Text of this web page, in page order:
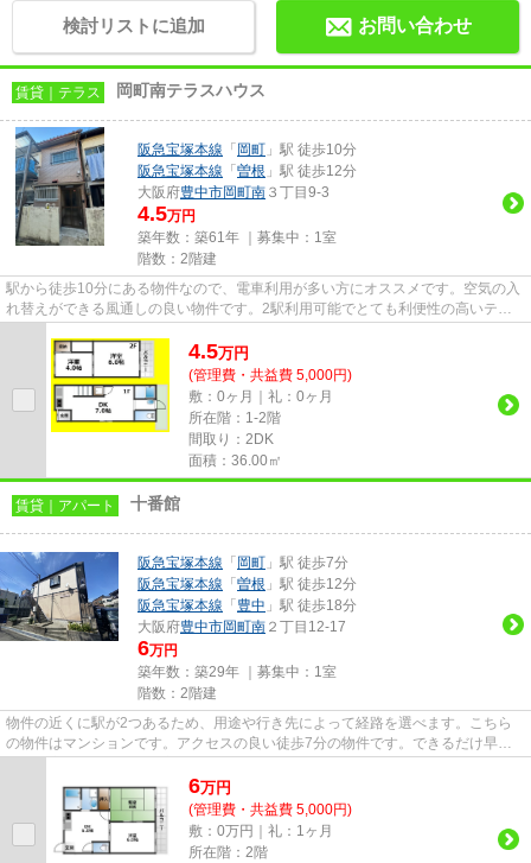
検討リストに追加 お問い合わせ
賃貸｜テラス 岡町南テラスハウス
阪急宝塚本線 「 岡町 」駅 徒歩10分
阪急宝塚本線 「 曽根 」駅 徒歩12分
大阪府豊中市岡町南 ３丁目9-3
4.5万円
築年数：築61年 ｜募集中： 1室
階数：2階建
駅から徒歩10分にある物件なので、電車利用が多い方にオススメです。空気の入
れ替えができる風通しの良い物件です。2駅利用可能でとても利便性の高いテラ
4.5万円
(管理費・共益費 5,000円)
敷：0ヶ月｜礼：0ヶ月
所在階：1-2階
間取り：2DK
面積：36.00㎡
賃貸｜アパート 十番館
阪急宝塚本線 「 岡町 」駅 徒歩7分
阪急宝塚本線 「 曽根 」駅 徒歩12分
阪急宝塚本線 「 豊中 」駅 徒歩18分
大阪府豊中市岡町南 ２丁目12-17
6万円
築年数：築29年 ｜募集中： 1室
階数：2階建
物件の近くに駅が2つあるため、用途や行き先によって経路を選べます。こちら
の物件はマンションです。アクセスの良い徒歩7分の物件です。できるだけ早め
6万円
(管理費・共益費 5,000円)
敷：0万円｜礼：1ヶ月
所在階：2階